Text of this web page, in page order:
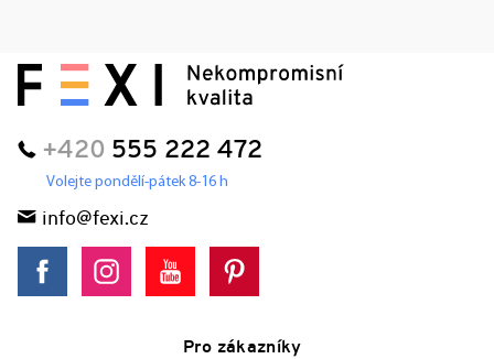
+420 555 222 472
Volejte pondělí-pátek 8-16 h
info@fexi.cz
Pro zákazníky